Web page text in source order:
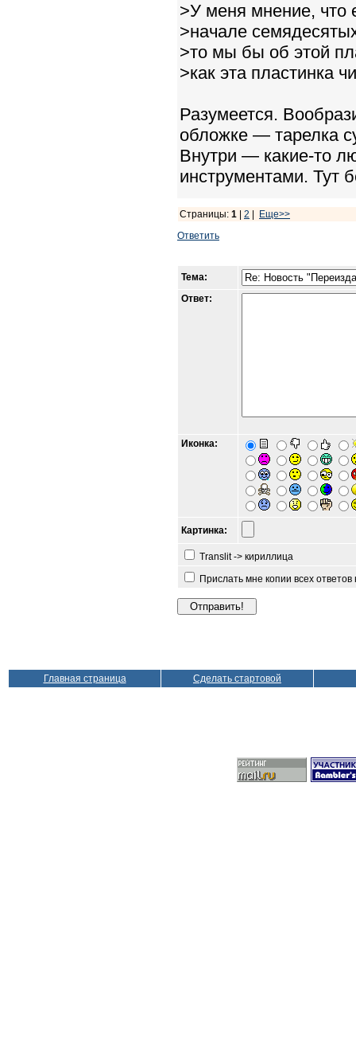
>У меня мнение, что
>начале
>то мы бы об этой
>как эта пластинка
Разумеется.
обложке — тарелка
Внутри — какие-то
инструментами. Тут
Страницы: 1 2
Еще>>
Ответить
Тема:
Ответ:
Иконка:
Картинка:
Translit -> кириллица
Прислать мне копии всех
Главная страница Сделать стартовой